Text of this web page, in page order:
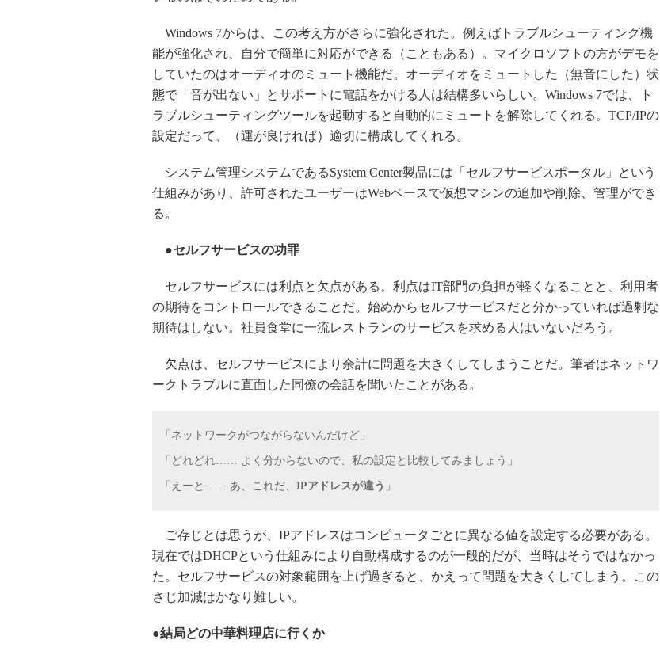
Windows 7からは、この考え方がさらに強化された。例えばトラブルシューティング機
能が強化され、自分で簡単に対応ができる（こともある）。マイクロソフトの方がデモを
していたのはオーディオのミュート機能だ。オーディオをミュートした（無音にした）状
態で「音が出ない」とサポートに電話をかける人は結構多いらしい。Windows 7では、ト
ラブルシューティングツールを起動すると自動的にミュートを解除してくれる。TCP/IPの
設定だって、（運が良ければ）適切に構成してくれる。
システム管理システムであるSystem Center製品には「セルフサービスポータル」という
仕組みがあり、許可されたユーザーはWebベースで仮想マシンの追加や削除、管理ができ
る。
●セルフサービスの功罪
セルフサービスには利点と欠点がある。利点はIT部門の負担が軽くなることと、利用者
の期待をコントロールできることだ。始めからセルフサービスだと分かっていれば過剰な
期待はしない。社員食堂に一流レストランのサービスを求める人はいないだろう。
欠点は、セルフサービスにより余計に問題を大きくしてしまうことだ。筆者はネットワ
ークトラブルに直面した同僚の会話を聞いたことがある。
「ネットワークがつながらないんだけど」
「どれどれ…… よく分からないので、私の設定と比較してみましょう」
「えーと…… あ、これだ、 IPアドレスが違う 」
ご存じとは思うが、IPアドレスはコンピュータごとに異なる値を設定する必要がある。
現在ではDHCPという仕組みにより自動構成するのが一般的だが、当時はそうではなかっ
た。セルフサービスの対象範囲を上げ過ぎると、かえって問題を大きくしてしまう。この
さじ加減はかなり難しい。
●結局どの中華料理店に行くか